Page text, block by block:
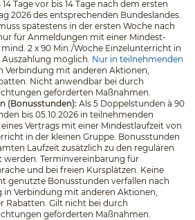
Tage vor bis 14 Tage nach dem ersten
2026 des entsprechenden Bundeslandes.
spätestens in der ersten Woche nach
für Anmeldungen mit einer Mindest­
mind. 2 x 90 Min./Woche Einzelunterricht in
Auszahlung möglich. Nur in teilnehmenden
Verbindung mit anderen Aktionen,
Nicht anwendbar bei durch
geförderten Maßnahmen.
(Bonusstunden): Als 5 Doppelstunden à 90
bis 05.10.2026 in teilnehmenden
Vertrags mit einer Mindestlaufzeit von
in der kleinen Gruppe. Bonusstunden
Laufzeit zusätzlich zu den regulären
Terminvereinbarung für
und bei freien Kursplätzen. Keine
genutzte Bonusstunden verfallen nach
in Verbindung mit anderen Aktionen,
Rabatten. Gilt nicht bei durch
geförderten Maßnahmen.